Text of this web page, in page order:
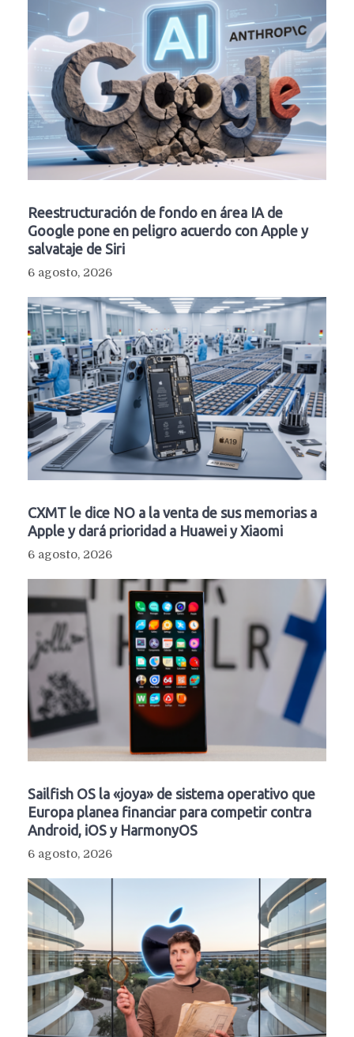
Reestructuración de fondo en área IA de
Google pone en peligro acuerdo con Apple y
salvataje de Siri
6 agosto, 2026
CXMT le dice NO a la venta de sus memorias a
Apple y dará prioridad a Huawei y Xiaomi
6 agosto, 2026
Sailfish OS la «joya» de sistema operativo que
Europa planea financiar para competir contra
Android, iOS y HarmonyOS
6 agosto, 2026